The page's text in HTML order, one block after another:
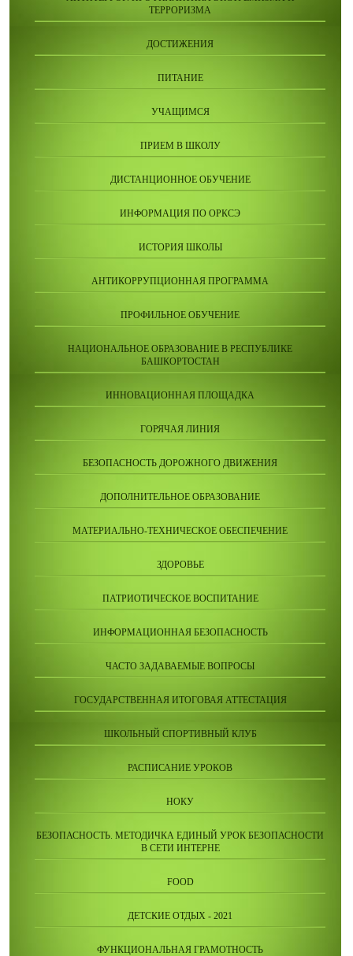
ТЕРРОРИЗМА
ДОСТИЖЕНИЯ
ПИТАНИЕ
УЧАЩИМСЯ
ПРИЕМ В ШКОЛУ
ДИСТАНЦИОННОЕ ОБУЧЕНИЕ
ИНФОРМАЦИЯ ПО ОРКСЭ
ИСТОРИЯ ШКОЛЫ
АНТИКОРРУПЦИОННАЯ ПРОГРАММА
ПРОФИЛЬНОЕ ОБУЧЕНИЕ
НАЦИОНАЛЬНОЕ ОБРАЗОВАНИЕ В РЕСПУБЛИКЕ
БАШКОРТОСТАН
ИННОВАЦИОННАЯ ПЛОЩАДКА
ГОРЯЧАЯ ЛИНИЯ
БЕЗОПАСНОСТЬ ДОРОЖНОГО ДВИЖЕНИЯ
ДОПОЛНИТЕЛЬНОЕ ОБРАЗОВАНИЕ
МАТЕРИАЛЬНО-ТЕХНИЧЕСКОЕ ОБЕСПЕЧЕНИЕ
ЗДОРОВЬЕ
ПАТРИОТИЧЕСКОЕ ВОСПИТАНИЕ
ИНФОРМАЦИОННАЯ БЕЗОПАСНОСТЬ
ЧАСТО ЗАДАВАЕМЫЕ ВОПРОСЫ
ГОСУДАРСТВЕННАЯ ИТОГОВАЯ АТТЕСТАЦИЯ
ШКОЛЬНЫЙ СПОРТИВНЫЙ КЛУБ
РАСПИСАНИЕ УРОКОВ
НОКУ
БЕЗОПАСНОСТЬ. МЕТОДИЧКА ЕДИНЫЙ УРОК БЕЗОПАСНОСТИ
В СЕТИ ИНТЕРНЕ
FOOD
ДЕТСКИЕ ОТДЫХ - 2021
ФУНКЦИОНАЛЬНАЯ ГРАМОТНОСТЬ